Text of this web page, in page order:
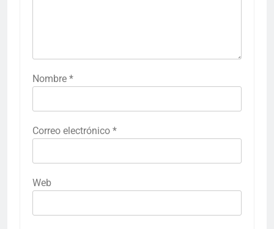
Nombre *
Correo electrónico *
Web